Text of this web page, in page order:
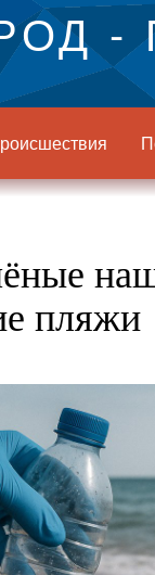
-
пляжи